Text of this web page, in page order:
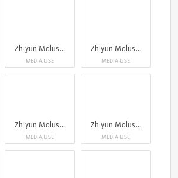
Zhiyun Molus G300
MEDIA USE
Zhiyun Molus G300
MEDIA USE
Zhiyun Molus G300
MEDIA USE
Zhiyun Molus G300
MEDIA USE